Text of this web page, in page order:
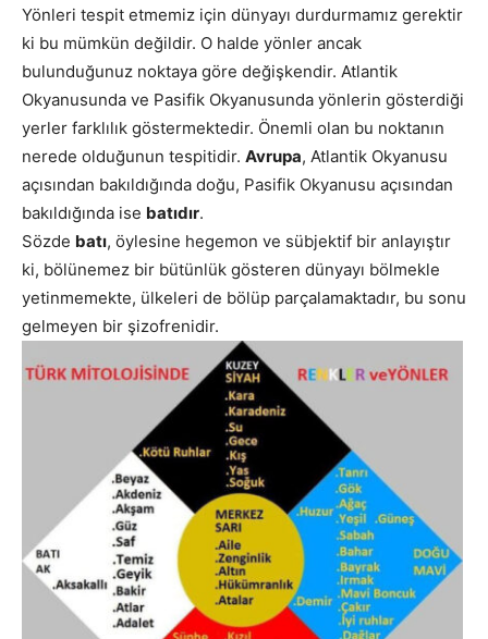
Yönleri tespit etmemiz için dünyayı durdurmamız gerektir
ki bu mümkün değildir. O halde yönler ancak
bulunduğunuz noktaya göre değişkendir. Atlantik
Okyanusunda ve Pasifik Okyanusunda yönlerin gösterdiği
yerler farklılık göstermektedir. Önemli olan bu noktanın
nerede olduğunun tespitidir. Avrupa, Atlantik Okyanusu
açısından bakıldığında doğu, Pasifik Okyanusu açısından
bakıldığında ise batıdır.
Sözde batı, öylesine hegemon ve sübjektif bir anlayıştır
ki, bölünemez bir bütünlük gösteren dünyayı bölmekle
yetinmemekte, ülkeleri de bölüp parçalamaktadır, bu sonu
gelmeyen bir şizofrenidir.